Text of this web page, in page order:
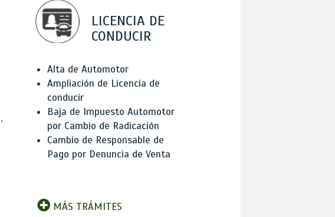
LICENCIA DE
CONDUCIR
Alta de Automotor
Ampliación de Licencia de
conducir
Baja de Impuesto Automotor
por Cambio de Radicación
Cambio de Responsable de
Pago por Denuncia de Venta
MÁS TRÁMITES